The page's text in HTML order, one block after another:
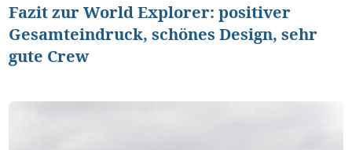
Fazit zur World Explorer: positiver
Gesamteindruck, schönes Design, sehr
gute Crew